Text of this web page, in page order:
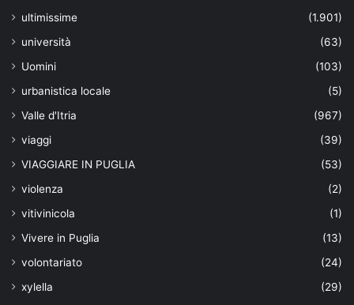
ultimissime
(1.901)
università
(63)
Uomini
(103)
urbanistica locale
(5)
Valle d'Itria
(967)
viaggi
(39)
VIAGGIARE IN PUGLIA
(53)
violenza
(2)
vitivinicola
(1)
Vivere in Puglia
(13)
volontariato
(24)
xylella
(29)